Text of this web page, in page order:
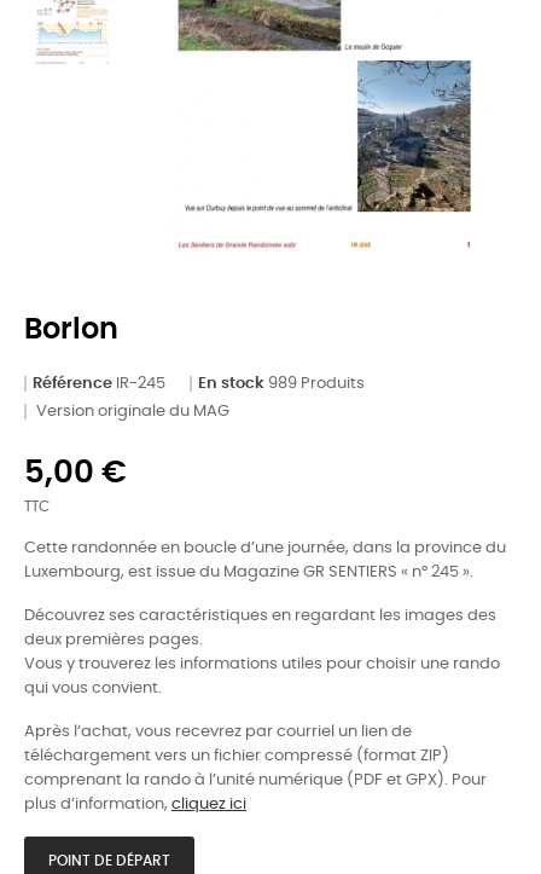
Borlon
Référence IR-245 En stock 989 Produits
Version originale du MAG
5,00 €
TTC
Cette randonnée en boucle d’une journée, dans la province du
Luxembourg, est issue du Magazine GR SENTIERS « n° 245 ».
Découvrez ses caractéristiques en regardant les images des
deux premières pages.
Vous y trouverez les informations utiles pour choisir une rando
qui vous convient.
Après l’achat, vous recevrez par courriel un lien de
téléchargement vers un fichier compressé (format ZIP)
comprenant la rando à l’unité numérique (PDF et GPX). Pour
plus d’information, cliquez ici
POINT DE DÉPART